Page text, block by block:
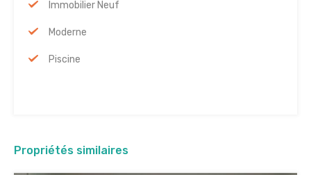
Immobilier Neuf
Moderne
Piscine
Propriétés similaires